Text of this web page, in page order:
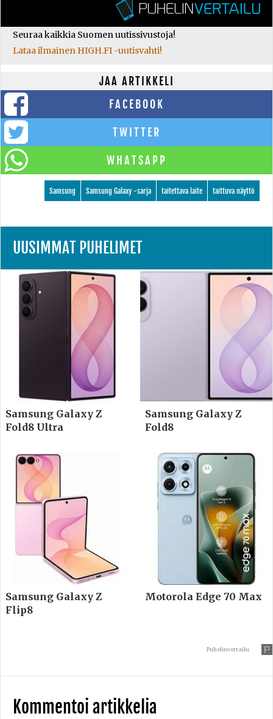
Seuraa kaikkia Suomen uutissivustoja!
Lataa ilmainen HIGH.FI -uutisvahti!
JAA ARTIKKELI
FACEBOOK
TWITTER
WHATSAPP
taittuva näyttö
taitettava laite
Samsung Galaxy -sarja
Samsung
UUSIMMAT PUHELIMET
Samsung Galaxy Z
Fold8 Ultra
Samsung Galaxy Z
Fold8
Samsung Galaxy Z
Flip8
Motorola Edge 70 Max
Puhelinvertailu
Kommentoi artikkelia